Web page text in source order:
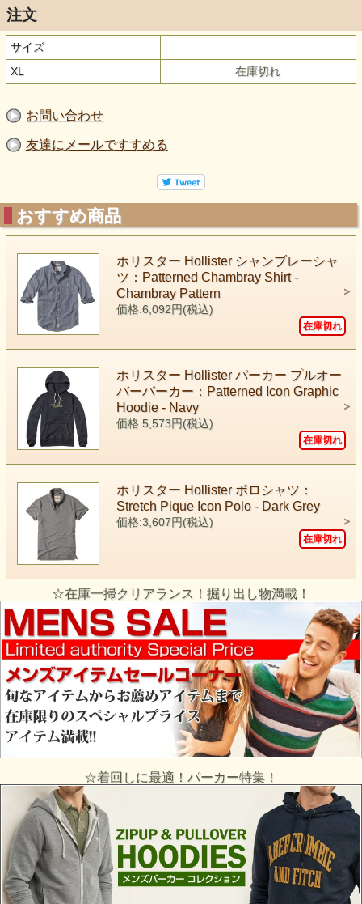
注文
サイズ
XL
在庫切れ
お問い合わせ
友達にメールですすめる
おすすめ商品
ホリスター Hollister シャンブレーシャ
ツ：Patterned Chambray Shirt -
Chambray Pattern
価格:6,092円(税込)
在庫切れ
ホリスター Hollister パーカー プルオー
バーパーカー：Patterned Icon Graphic
Hoodie - Navy
価格:5,573円(税込)
在庫切れ
ホリスター Hollister ポロシャツ：
Stretch Pique Icon Polo - Dark Grey
価格:3,607円(税込)
在庫切れ
☆在庫一掃クリアランス！掘り出し物満載！
☆着回しに最適！パーカー特集！